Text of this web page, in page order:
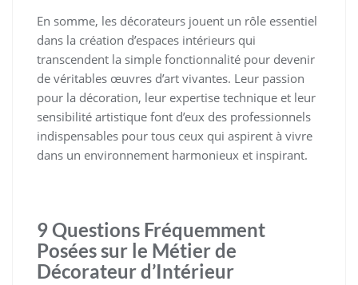
En somme, les décorateurs jouent un rôle essentiel
dans la création d’espaces intérieurs qui
transcendent la simple fonctionnalité pour devenir
de véritables œuvres d’art vivantes. Leur passion
pour la décoration, leur expertise technique et leur
sensibilité artistique font d’eux des professionnels
indispensables pour tous ceux qui aspirent à vivre
dans un environnement harmonieux et inspirant.
9 Questions Fréquemment
Posées sur le Métier de
Décorateur d’Intérieur